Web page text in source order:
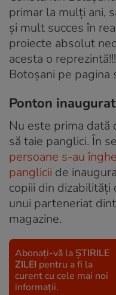
primar la mulți ani,
și mult succes în
proiecte absolut
acesta o
Botoșani pe pagina
Ponton
Nu este prima dată
să taie panglici. În
persoane s-au
panglicii de
copiii din dizabilități
unui parteneriat
magazine.
Abonați-vă la ȘTIRILE
ZILEI pentru a fi la
curent cu cele mai noi
informații.